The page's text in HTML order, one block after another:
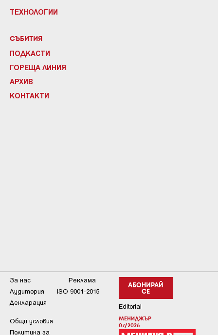
ТЕХНОЛОГИИ
СЪБИТИЯ
ПОДКАСТИ
ГОРЕЩА ЛИНИЯ
АРХИВ
КОНТАКТИ
АБОНИРАЙ
СЕ
Editorial
МЕНИДЖЪР
07/2026
За нас
Реклама
Аудитория
ISO 9001-2015
Декларация
Общи условия
Пoлитикa зa